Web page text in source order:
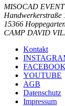
MISOCAD
Handwerkerstraße
15366
CAMP DAVID
Kontakt
FACEBOOK
YOUTUBE
AGB
Datenschutz
Impressum